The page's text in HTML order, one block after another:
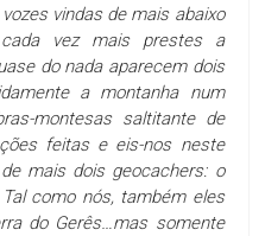
vindas de mais abaixo
vez mais prestes a
do nada aparecem dois
a montanha num
montesas saltitante de
feitas e eis-nos neste
mais dois geocachers: o
como nós, também eles
do Gerês…mas somente